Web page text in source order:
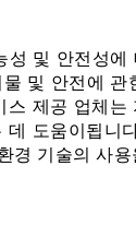
및 안전성에
및 안전에 관
제공 업체는
도움이됩니
경 기술의 사